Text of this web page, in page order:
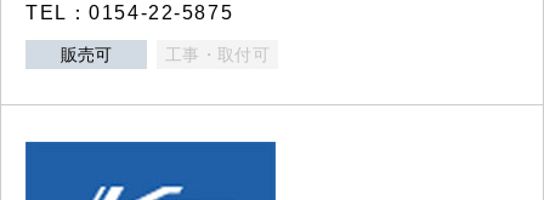
TEL：0154-22-5875
販売可 工事・取付可